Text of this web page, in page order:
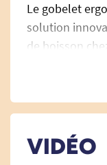
Le gobelet
solution
de boisson
difficultés de
mobilité du
ceux qui
Allemagne, ce
design et
VIDÉO